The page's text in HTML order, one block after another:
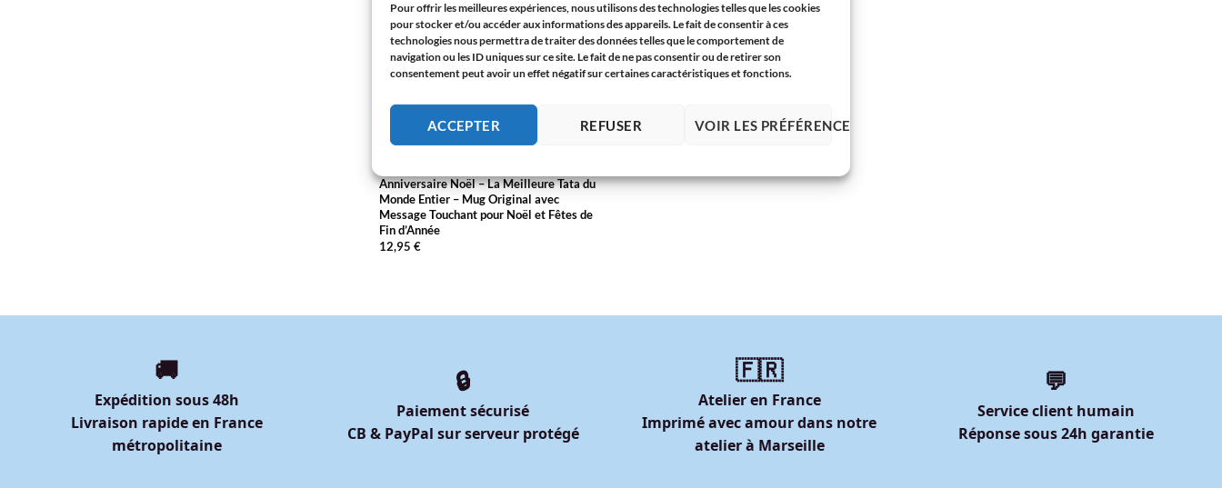
Pour offrir les meilleures expériences, nous utilisons des technologies telles que les cookies
pour stocker et/ou accéder aux informations des appareils. Le fait de consentir à ces
technologies nous permettra de traiter des données telles que le comportement de
navigation ou les ID uniques sur ce site. Le fait de ne pas consentir ou de retirer son
consentement peut avoir un effet négatif sur certaines caractéristiques et fonctions.
ACCEPTER REFUSER VOIR LES PRÉFÉRENCES
Anniversaire Noël – La Meilleure Tata du
Monde Entier – Mug Original avec
Message Touchant pour Noël et Fêtes de
Fin d’Année
12,95 €
🚚
Expédition sous 48h
Livraison rapide en France
métropolitaine
🔒
Paiement sécurisé
CB & PayPal sur serveur protégé
🇫🇷
Atelier en France
Imprimé avec amour dans notre
atelier à Marseille
💬
Service client humain
Réponse sous 24h garantie